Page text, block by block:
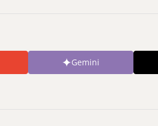
Gemini